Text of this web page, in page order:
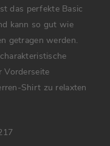
das perfekte Basic
kann so gut wie
getragen werden.
Vorderseite
Shirt zu relaxten